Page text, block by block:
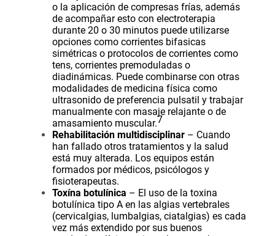
o la aplicación de compresas frías, además
de acompañar esto con electroterapia
durante 20 o 30 minutos puede utilizarse
opciones como corrientes bifasicas
simétricas o protocolos de corrientes como
tens, corrientes premoduladas o
diadinámicas. Puede combinarse con otras
modalidades de medicina física como
ultrasonido de preferencia pulsatil y trabajar
manualmente con masaje relajante o de
amasamiento muscular.7
Rehabilitación multidisciplinar – Cuando
han fallado otros tratamientos y la salud
está muy alterada. Los equipos están
formados por médicos, psicólogos y
fisioterapeutas.
Toxína botulínica – El uso de la toxina
botulínica tipo A en las algias vertebrales
(cervicalgias, lumbalgias, ciatalgias) es cada
vez más extendido por sus buenos